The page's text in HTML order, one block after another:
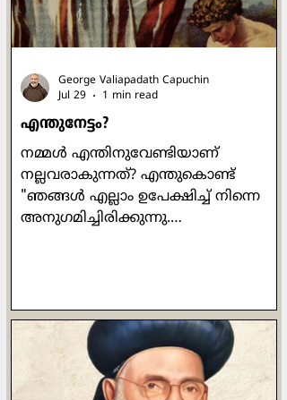
എന്തുനേട്ടം?
നമ്മൾ എന്തിനുവേണ്ടിയാണ്
നല്ലവരാകുന്നത്? എന്തുകൊണ്ട്
"ഞങ്ങൾ എല്ലാം ഉപേക്ഷിച്ച് നിന്നെ
അനുഗമിച്ചിരിക്കുന്നു.
പ്രബോധനങ്ങൾ ഒരിക്കലും പ്രതിഫലം
വാഗ്ദാനം ചെയ്തുകൊണ്ടുള്ളവ
ആയിരുന്നില്ല. പ്രാർത്ഥിക്കുമ്പോഴോ
ഉപവസിക്കുമ്പോഴോ ദാനധർമ്മം
George Valiapadath Capuchin
Jul 29
1 min read